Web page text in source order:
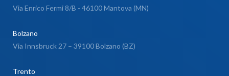
Via Enrico Fermi 8/B - 46100 Mantova (MN)
Bolzano
Via Innsbruck 27 – 39100 Bolzano (BZ)
Trento